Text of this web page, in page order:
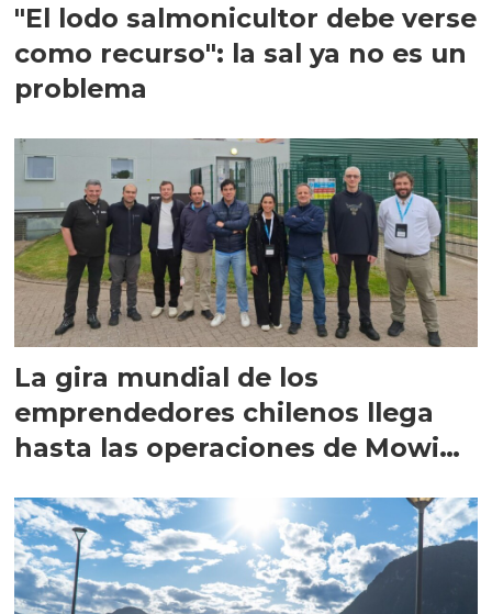
"El lodo salmonicultor debe verse
como recurso": la sal ya no es un
problema
La gira mundial de los
emprendedores chilenos llega
hasta las operaciones de Mowi